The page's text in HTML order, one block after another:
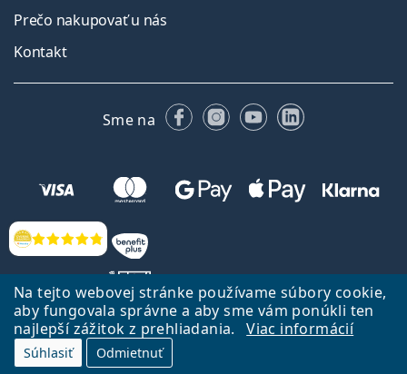
Na tejto webovej stránke používame súbory cookie,
aby fungovala správne a aby sme vám ponúkli ten
najlepší zážitok z prehliadania.
Viac informácií
Súhlasiť Odmietnuť
Hodnotenia
Prečo nakupovať u nás
Kontakt
Sme na FacebookuInstagrame
YouTubeLinkedIn
Späť na Úvodnu stránku